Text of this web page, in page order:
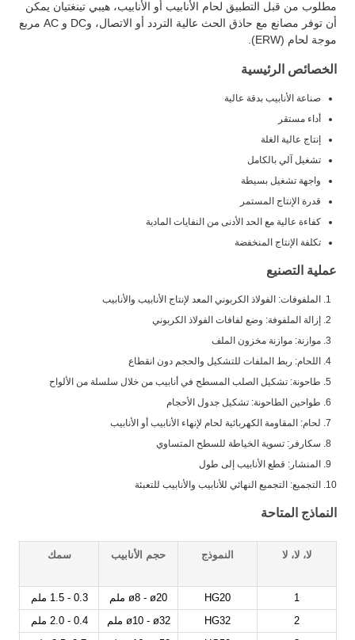
مطلوب من قبل التطبيق لحام الأنابيب أو الأنابيب، هيبي تينغتيان يمكن
أن توفر مصانع مع حاذق الحث عالية التردد أو الاتصال، وDC و AC مربع
موجة لحام (ERW).
الخصائص الرئيسية
صناعة الأنابيب بدقة عالية
أداء مستقر
إنتاج عالية الغلة
تشغيل آلي بالكامل
واجهة تشغيل بسيطة
قدرة الإنتاج المستمر
كفاءة عالية مع الحد الأدنى من النفايات المادية
تكلفة الإنتاج المنخفضة
عملية التصنيع
الملفوفات: الفولاذ الكربوني المعد لإنتاج الأنابيب والأنابيب
إزالة الملفوفة: وضع لفافات الفولاذ الكربوني
موازنة: موازنة مخزون الملف
اللحام: ربط الملفات للتشكيل والحجم دون انقطاع
طاحونة: تشكيل الصلب المسطح في أنابيب من خلال سلسلة من الألواح
طواحين الطاحونة: تشكيل جدول الأحجام
لحام: المقاومة الكهربائية لحام لإنهاء الأنابيب أو الأنابيب
سكارفر: تسوية الخياطة للسطح المتساوي
المنشار: قطع الأنابيب إلى طول
التجميع: التجميع النهائي للأنابيب والأنابيب للتعبئة
النماذج المتاحة
لا، لا، لا النموذج حجم الأنابيب سمك
1
HG20 ø8 - ø20 ملم
0.3 - 1.5 ملم
2
HG32 ø10 - ø32 ملم
0.4 - 2.0 ملم